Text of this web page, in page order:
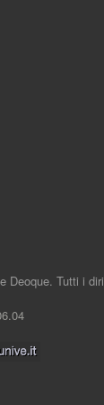
Tutti i